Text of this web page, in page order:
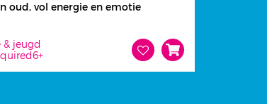
oud, vol energie en emotie
jeugd
6+